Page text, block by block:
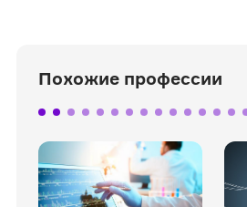
Похожие профессии